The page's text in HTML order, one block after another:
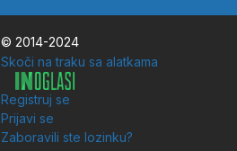
© 2014-2024
Skoči na traku sa alatkama
Registruj se
Prijavi se
Zaboravili ste lozinku?